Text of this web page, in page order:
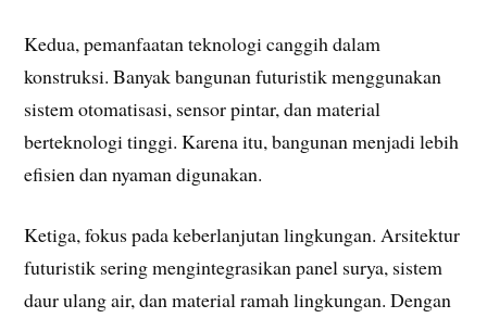
Kedua, pemanfaatan teknologi canggih dalam
konstruksi. Banyak bangunan futuristik menggunakan
sistem otomatisasi, sensor pintar, dan material
berteknologi tinggi. Karena itu, bangunan menjadi lebih
efisien dan nyaman digunakan.
Ketiga, fokus pada keberlanjutan lingkungan. Arsitektur
futuristik sering mengintegrasikan panel surya, sistem
daur ulang air, dan material ramah lingkungan. Dengan